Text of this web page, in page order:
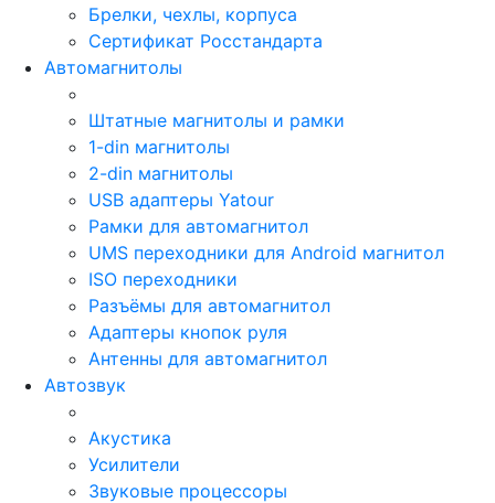
Брелки, чехлы, корпуса
Сертификат Росстандарта
Автомагнитолы
Штатные магнитолы и рамки
1-din магнитолы
2-din магнитолы
USB адаптеры Yatour
Рамки для автомагнитол
UMS переходники для Android магнитол
ISO переходники
Разъёмы для автомагнитол
Адаптеры кнопок руля
Антенны для автомагнитол
Автозвук
Акустика
Усилители
Звуковые процессоры